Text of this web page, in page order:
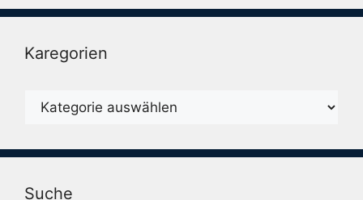
Karegorien
Karegorien
Suche